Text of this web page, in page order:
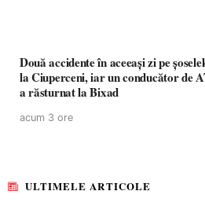
Două accidente în aceeași zi pe
la Ciuperceni, iar un conducător de
a răsturnat la Bixad
acum 3 ore
ULTIMELE ARTICOLE